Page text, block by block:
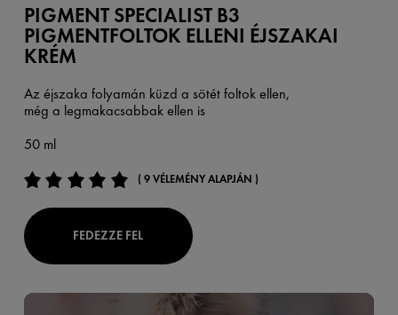
PIGMENT SPECIALIST B3
PIGMENTFOLTOK ELLENI ÉJSZAKAI
KRÉM
Az éjszaka folyamán küzd a sötét foltok ellen,
még a legmakacsabbak ellen is
50 ml
( 9 VÉLEMÉNY ALAPJÁN )
FEDEZZE FEL